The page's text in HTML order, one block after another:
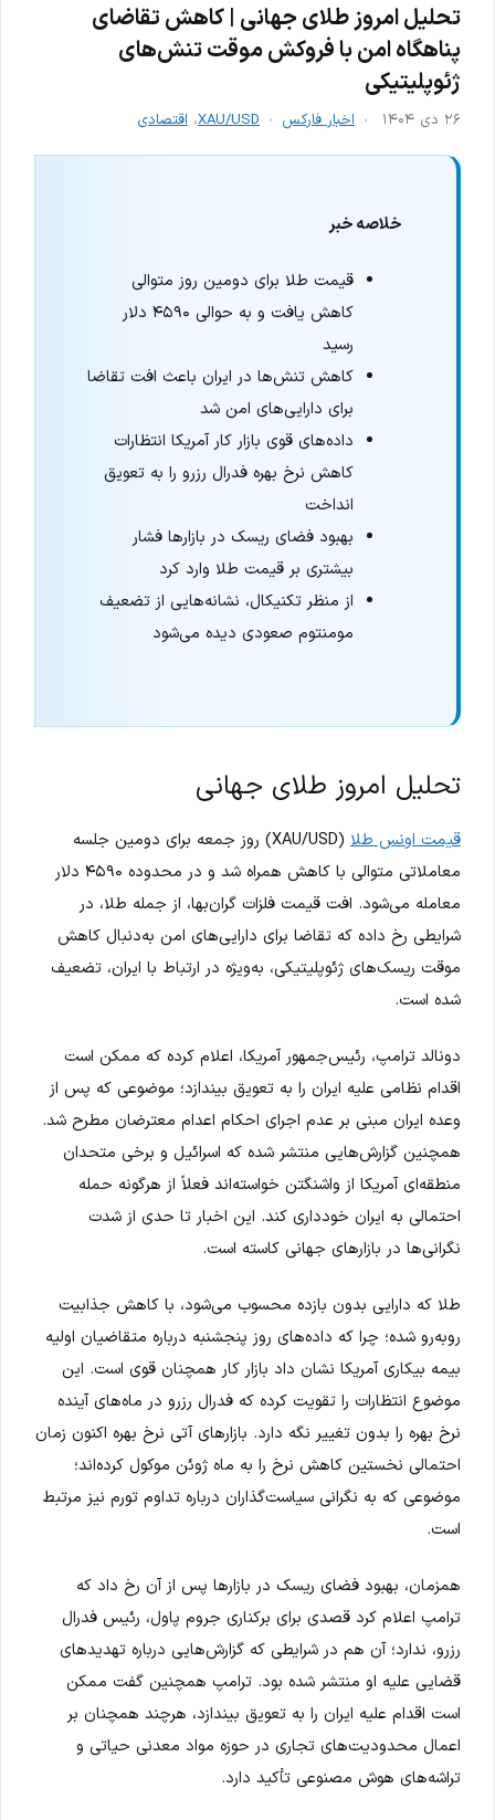
تحلیل امروز طلای جهانی | کاهش تقاضای
پناهگاه امن با فروکش موقت تنش‌های
ژئوپلیتیکی
۲۶ دی ۱۴۰۴ اخبار فارکس XAU/USD، اقتصادی
خلاصه خبر
قیمت طلا برای دومین روز متوالی
کاهش یافت و به حوالی ۴۵۹۰ دلار
رسید
کاهش تنش‌ها در ایران باعث افت تقاضا
برای دارایی‌های امن شد
داده‌های قوی بازار کار آمریکا انتظارات
کاهش نرخ بهره فدرال رزرو را به تعویق
انداخت
بهبود فضای ریسک در بازارها فشار
بیشتری بر قیمت طلا وارد کرد
از منظر تکنیکال، نشانه‌هایی از تضعیف
مومنتوم صعودی دیده می‌شود
تحلیل امروز طلای جهانی
قیمت اونس طلا
(XAU/USD) روز جمعه برای دومین جلسه
معاملاتی متوالی با کاهش همراه شد و در محدوده ۴۵۹۰ دلار
معامله می‌شود. افت قیمت فلزات گران‌بها، از جمله طلا، در
شرایطی رخ داده که تقاضا برای دارایی‌های امن به‌دنبال کاهش
موقت ریسک‌های ژئوپلیتیکی، به‌ویژه در ارتباط با ایران، تضعیف
شده است.
دونالد ترامپ، رئیس‌جمهور آمریکا، اعلام کرده که ممکن است
اقدام نظامی علیه ایران را به تعویق بیندازد؛ موضوعی که پس از
وعده ایران مبنی بر عدم اجرای احکام اعدام معترضان مطرح شد.
همچنین گزارش‌هایی منتشر شده که اسرائیل و برخی متحدان
منطقه‌ای آمریکا از واشنگتن خواسته‌اند فعلاً از هرگونه حمله
احتمالی به ایران خودداری کند. این اخبار تا حدی از شدت
نگرانی‌ها در بازارهای جهانی کاسته است.
طلا که دارایی بدون بازده محسوب می‌شود، با کاهش جذابیت
روبه‌رو شده؛ چرا که داده‌های روز پنجشنبه درباره متقاضیان اولیه
بیمه بیکاری آمریکا نشان داد بازار کار همچنان قوی است. این
موضوع انتظارات را تقویت کرده که فدرال رزرو در ماه‌های آینده
نرخ بهره را بدون تغییر نگه دارد. بازارهای آتی نرخ بهره اکنون زمان
احتمالی نخستین کاهش نرخ را به ماه ژوئن موکول کرده‌اند؛
موضوعی که به نگرانی سیاست‌گذاران درباره تداوم تورم نیز مرتبط
است.
همزمان، بهبود فضای ریسک در بازارها پس از آن رخ داد که
ترامپ اعلام کرد قصدی برای برکناری جروم پاول، رئیس فدرال
رزرو، ندارد؛ آن هم در شرایطی که گزارش‌هایی درباره تهدیدهای
قضایی علیه او منتشر شده بود. ترامپ همچنین گفت ممکن
است اقدام علیه ایران را به تعویق بیندازد، هرچند همچنان بر
اعمال محدودیت‌های تجاری در حوزه مواد معدنی حیاتی و
تراشه‌های هوش مصنوعی تأکید دارد.